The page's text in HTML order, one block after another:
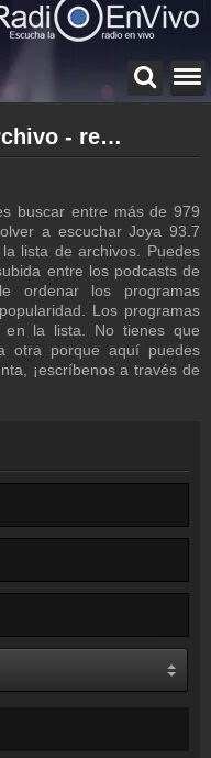
Joya 93.7 FM podcast - Archivo - repetición de los programas
buscar entre más de 979
a escuchar Joya 93.7
lista de archivos. Puedes
entre los podcasts de
ordenar los programas
Los programas
en la lista. No tienes que
otra porque aquí puedes
¡escríbenos a través de